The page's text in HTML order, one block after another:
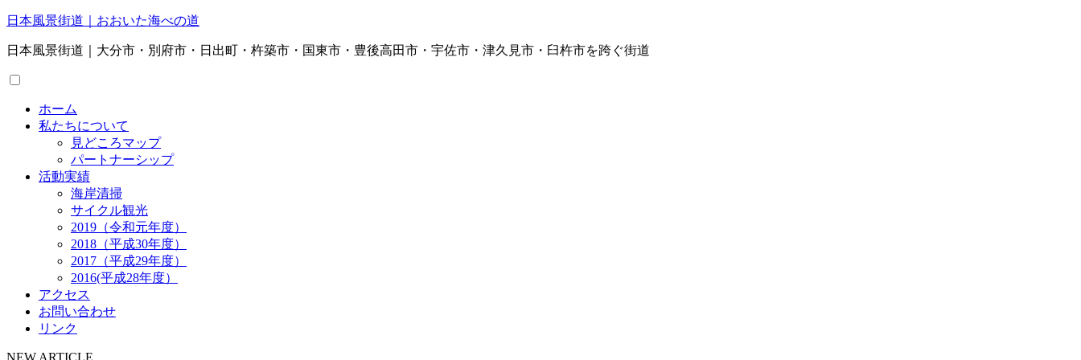
日本風景街道｜おおいた海べの道
日本風景街道｜大分市・別府市・日出町・杵築市・国東市・豊後高田市・宇佐市・津久見市・臼杵市を跨ぐ街道
ホーム
私たちについて
見どころマップ
パートナーシップ
活動実績
海岸清掃
サイクル観光
2019（令和元年度）
2018（平成30年度）
2017（平成29年度）
2016(平成28年度）
アクセス
お問い合わせ
リンク
NEW ARTICLE